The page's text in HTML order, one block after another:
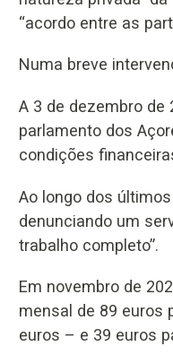
“acordo entre as
Numa breve
A 3 de dezembro de
parlamento dos
condições
Ao longo dos
denunciando um
trabalho completo”.
Em novembro de
mensal de 89 euros
euros – e 39 euros